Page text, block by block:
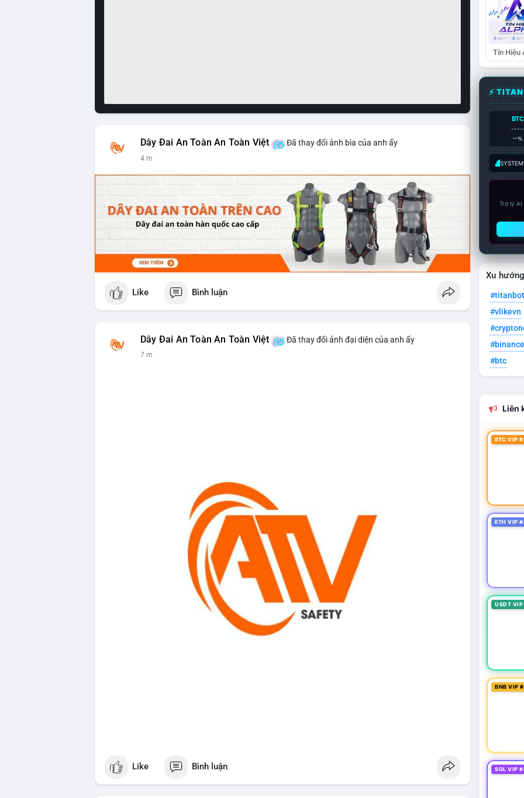
Dây Đai An Toàn An Toàn Việt Đã thay đổi ảnh bìa của anh ấy
4 m
Like Bình luận
Dây Đai An Toàn An Toàn Việt Đã thay đổi ảnh đại diện của anh ấy
7 m
Like Bình luận
Tín Hiệu
⚡
BTC
--%
Trợ lý
Xu
#titanbot
#vlikevn
#btc
Liên
BTC VIP
ETH VIP
USDT
BNB VIP
SOL VIP